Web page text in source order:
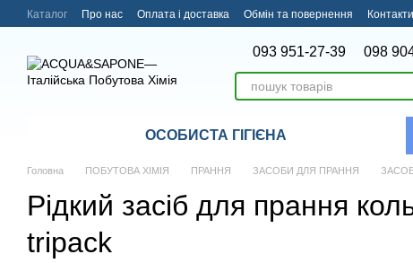
Перейти до основного контенту
Каталог Про нас Оплата і доставка Обмін та повернення Контакти
093 951-27-39 098
ОСОБИСТА ГІГІЄНА
Головна ПОБУТОВА ХІМІЯ ПРАННЯ ЗАСОБИ ДЛЯ ПРАННЯ
Рідкий засіб для прання
tripack